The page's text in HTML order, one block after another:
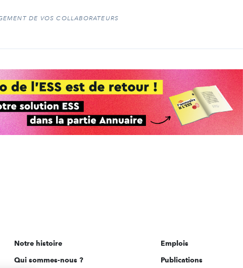
DE VOS COLLABORATEURS
Notre histoire
Qui sommes-nous ?
Emplois
Publications